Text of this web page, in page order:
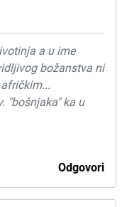
a u ime
božanstva ni
"bošnjaka" ka u
Odgovori